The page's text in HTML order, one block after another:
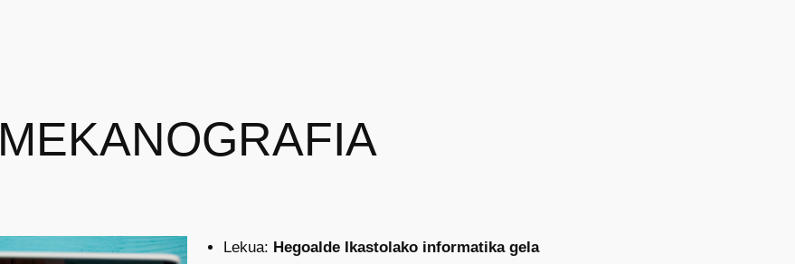
MEKANOGRAFIA
Lekua: Hegoalde Ikastolako informatika gela